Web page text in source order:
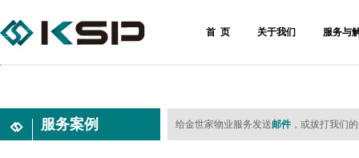
首 页 关于我们 服务与
服务案例 给金世家物业服务发送邮件 ，或拔打我们